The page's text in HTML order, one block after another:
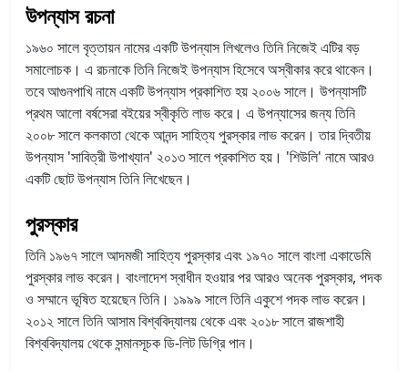
উপন্যাস রচনা
১৯৬০ সালে বৃত্তায়ন নামের একটি উপন্যাস লিখলেও তিনি নিজেই এটির বড়
সমালোচক। এ রচনাকে তিনি নিজেই উপন্যাস হিসেবে অস্বীকার করে থাকেন।
তবে আগুনপাখি নামে একটি উপন্যাস প্রকাশিত হয় ২০০৬ সালে। উপন্যাসটি
প্রথম আলো বর্ষসেরা বইয়ের স্বীকৃতি লাভ করে। এ উপন্যাসের জন্য তিনি
২০০৮ সালে কলকাতা থেকে আনন্দ সাহিত্য পুরস্কার লাভ করেন। তার দ্বিতীয়
উপন্যাস ‌‌'সাবিত্রী উপাখ্যান' ২০১৩ সালে প্রকাশিত হয়। 'শিউলি' নামে আরও
একটি ছোট উপন্যাস তিনি লিখেছেন।
পুরস্কার
তিনি ১৯৬৭ সালে আদমজী সাহিত্য পুরস্কার এবং ১৯৭০ সালে বাংলা একাডেমি
পুরস্কার লাভ করেন। বাংলাদেশ স্বাধীন হওয়ার পর আরও অনেক পুরস্কার, পদক
ও সম্মানে ভূষিত হয়েছেন তিনি। ১৯৯৯ সালে তিনি একুশে পদক লাভ করেন।
২০১২ সালে তিনি আসাম বিশ্ববিদ্যালয় থেকে এবং ২০১৮ সালে রাজশাহী
বিশ্ববিদ্যালয় থেকে সন্মানসূচক ডি-লিট ডিগ্রি পান।